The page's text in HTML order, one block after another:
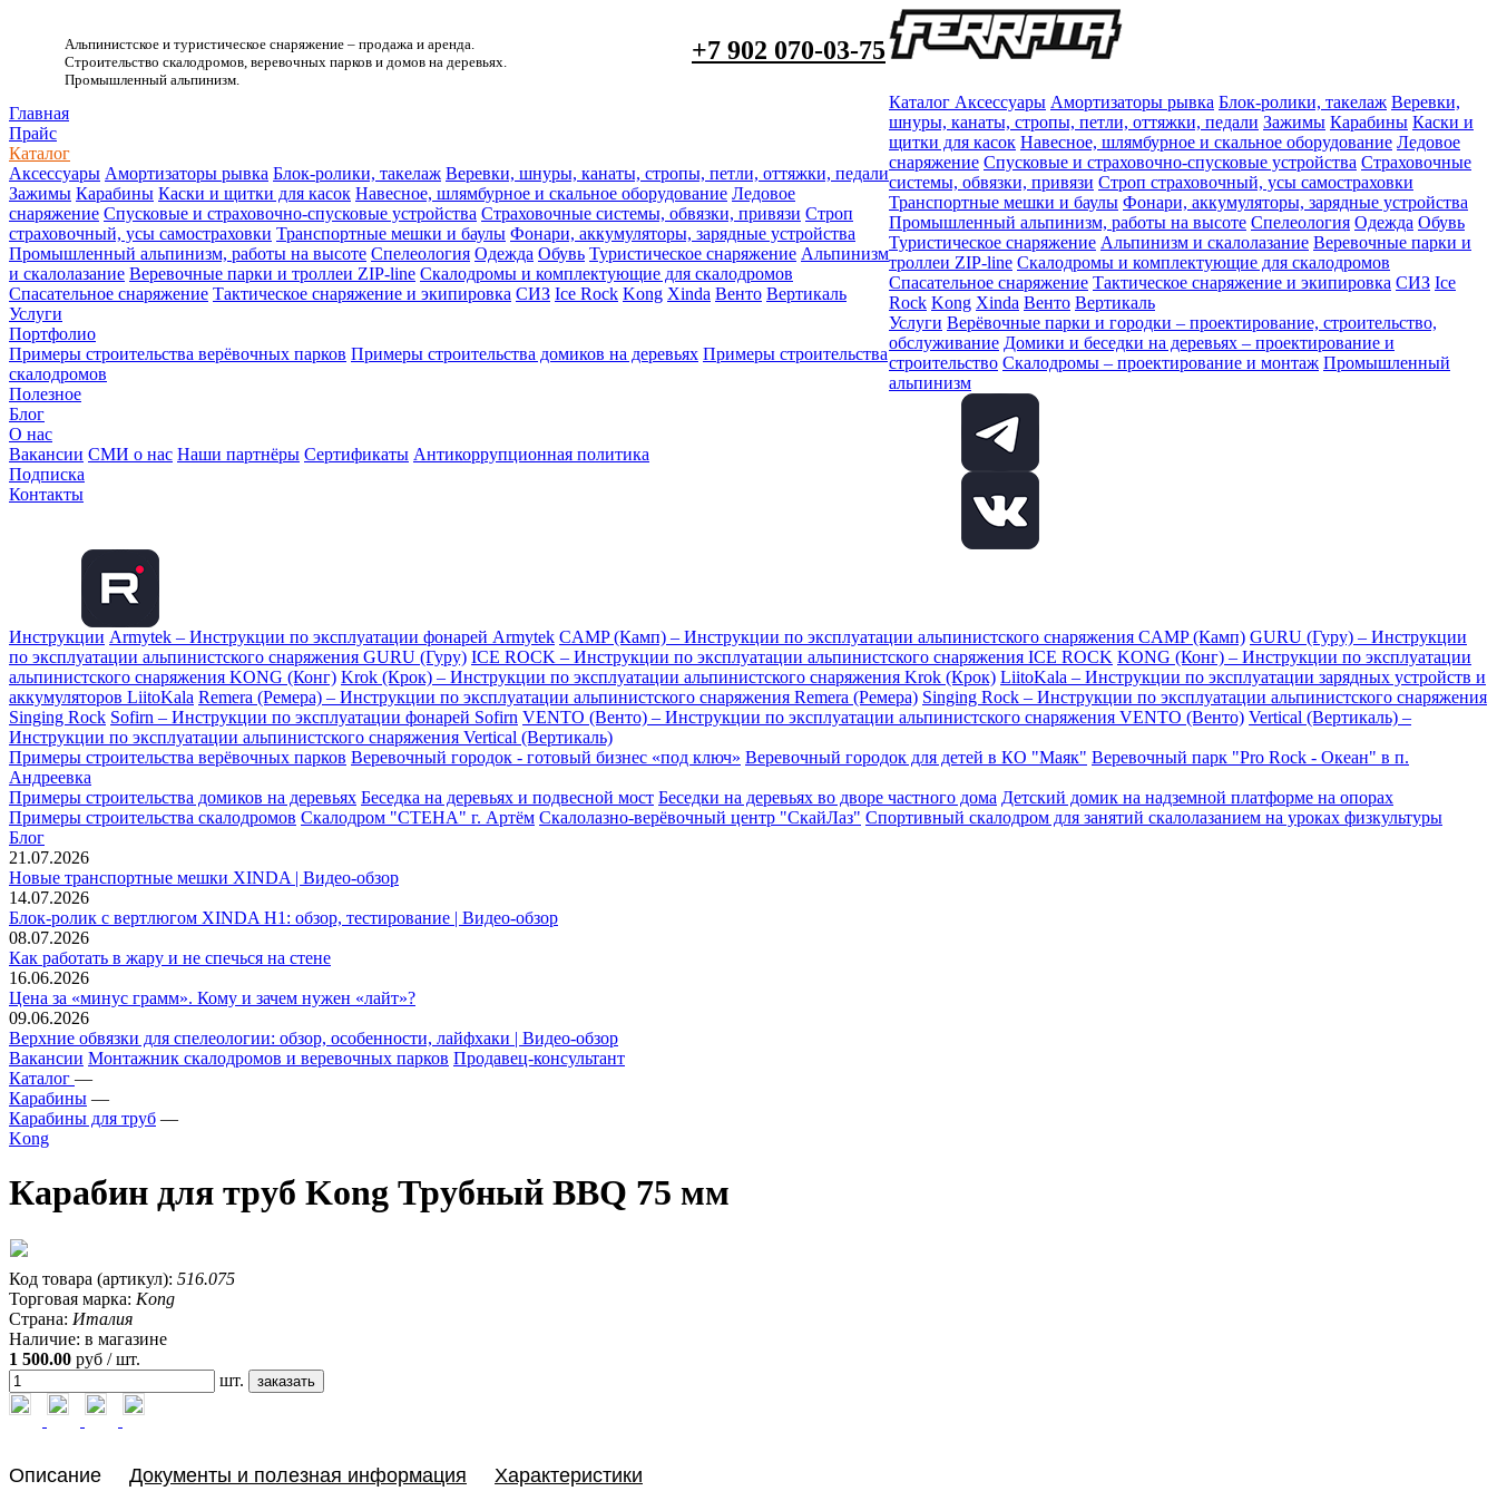
Альпинистское и туристическое снаряжение – продажа и аренда.
Строительство скалодромов, веревочных парков и домов на деревьях.
Промышленный альпинизм.
+7 902 070-03-75
Главная
Прайс
Каталог
Аксессуары Амортизаторы рывка Блок-ролики, такелаж Веревки, шнуры, канаты, стропы, петли, оттяжки, педали
Зажимы Карабины Каски и щитки для касок Навесное, шлямбурное и скальное оборудование Ледовое
снаряжение Спусковые и страховочно-спусковые устройства Страховочные системы, обвязки, привязи Строп
страховочный, усы самостраховки Транспортные мешки и баулы Фонари, аккумуляторы, зарядные устройства
Промышленный альпинизм, работы на высоте Спелеология Одежда Обувь Туристическое снаряжение Альпинизм
и скалолазание Веревочные парки и троллеи ZIP-line Скалодромы и комплектующие для скалодромов
Спасательное снаряжение Тактическое снаряжение и экипировка СИЗ Ice Rock Kong Xinda Венто Вертикаль
Услуги
Портфолио
Примеры строительства верёвочных парков Примеры строительства домиков на деревьях Примеры строительства
скалодромов
Полезное
Блог
О нас
Вакансии СМИ о нас Наши партнёры Сертификаты Антикоррупционная политика
Подписка
Контакты
Каталог Аксессуары Амортизаторы рывка Блок-ролики, такелаж Веревки,
шнуры, канаты, стропы, петли, оттяжки, педали Зажимы Карабины Каски и
щитки для касок Навесное, шлямбурное и скальное оборудование Ледовое
снаряжение Спусковые и страховочно-спусковые устройства Страховочные
системы, обвязки, привязи Строп страховочный, усы самостраховки
Транспортные мешки и баулы Фонари, аккумуляторы, зарядные устройства
Промышленный альпинизм, работы на высоте Спелеология Одежда Обувь
Туристическое снаряжение Альпинизм и скалолазание Веревочные парки и
троллеи ZIP-line Скалодромы и комплектующие для скалодромов
Спасательное снаряжение Тактическое снаряжение и экипировка СИЗ Ice
Rock Kong Xinda Венто Вертикаль
Услуги Верёвочные парки и городки – проектирование, строительство,
обслуживание Домики и беседки на деревьях – проектирование и
строительство Скалодромы – проектирование и монтаж Промышленный
альпинизм
Инструкции Armytek – Инструкции по эксплуатации фонарей Armytek CAMP (Камп) – Инструкции по эксплуатации альпинистского снаряжения CAMP (Камп) GURU (Гуру) – Инструкции
по эксплуатации альпинистского снаряжения GURU (Гуру) ICE ROCK – Инструкции по эксплуатации альпинистского снаряжения ICE ROCK KONG (Конг) – Инструкции по эксплуатации
альпинистского снаряжения KONG (Конг) Krok (Крок) – Инструкции по эксплуатации альпинистского снаряжения Krok (Крок) LiitoKala – Инструкции по эксплуатации зарядных устройств и
аккумуляторов LiitoKala Remera (Ремера) – Инструкции по эксплуатации альпинистского снаряжения Remera (Ремера) Singing Rock – Инструкции по эксплуатации альпинистского снаряжения
Singing Rock Sofirn – Инструкции по эксплуатации фонарей Sofirn VENTO (Венто) – Инструкции по эксплуатации альпинистского снаряжения VENTO (Венто) Vertical (Вертикаль) –
Инструкции по эксплуатации альпинистского снаряжения Vertical (Вертикаль)
Примеры строительства верёвочных парков Веревочный городок - готовый бизнес «под ключ» Веревочный городок для детей в КО "Маяк" Веревочный парк "Pro Rock - Океан" в п.
Андреевка
Примеры строительства домиков на деревьях Беседка на деревьях и подвесной мост Беседки на деревьях во дворе частного дома Детский домик на надземной платформе на опорах
Примеры строительства скалодромов Скалодром "СТЕНА" г. Артём Скалолазно-верёвочный центр "СкайЛаз" Спортивный скалодром для занятий скалолазанием на уроках физкультуры
Блог
21.07.2026
Новые транспортные мешки XINDA | Видео-обзор
14.07.2026
Блок-ролик с вертлюгом XINDA H1: обзор, тестирование | Видео-обзор
08.07.2026
Как работать в жару и не спечься на стене
16.06.2026
Цена за «минус грамм». Кому и зачем нужен «лайт»?
09.06.2026
Верхние обвязки для спелеологии: обзор, особенности, лайфхаки | Видео-обзор
Вакансии Монтажник скалодромов и веревочных парков Продавец-консультант
Каталог —
Карабины —
Карабины для труб —
Kong
Карабин для труб Kong Трубный BBQ 75 мм
Код товара (артикул): 516.075
Торговая марка: Kong
Страна: Италия
Наличие: в магазине
1 500.00 руб / шт.
шт.
Описание Документы и полезная информация Характеристики